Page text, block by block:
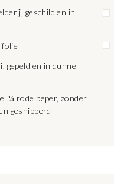
gepeld en in dunne
¼ rode peper, zonder
gesnipperd